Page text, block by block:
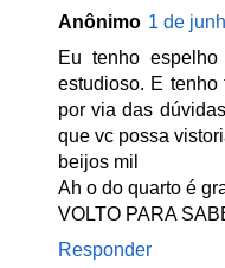
Anônimo 1 de
Eu tenho
estudioso. E
por via das
que vc possa
beijos mil
Ah o do quarto é
VOLTO PARA
Responder